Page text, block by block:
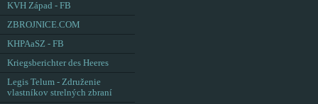
KVH Západ - FB
ZBROJNICE.COM
KHPAaSZ - FB
Kriegsberichter des Heeres
Legis Telum - Združenie
vlastníkov strelných zbraní